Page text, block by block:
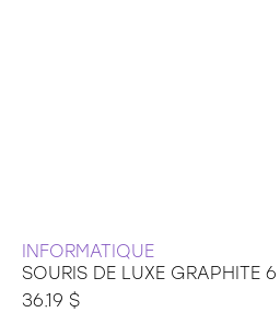
INFORMATIQUE
SOURIS DE LUXE GRAPHITE
36.19 $